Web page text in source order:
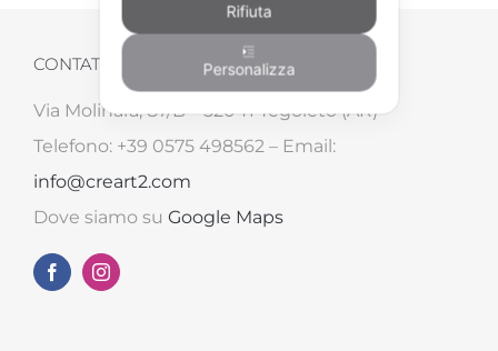
CONTATTI
Via Molinara, 87/B – 52041 Tegoleto (AR)
Telefono: +39 0575 498562 – Email:
info@creart2.com
Dove siamo su Google Maps
Rifiuta
Personalizza